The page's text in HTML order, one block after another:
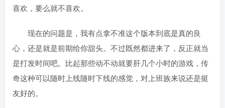
喜欢，要么就不喜欢。
现在的问题是，我有点拿不准这个版本到底是真的良
心，还是就是前期给你甜头。不过既然都进来了，反正就当
是打发时间吧。比起那些动不动就要肝几个小时的游戏，传
奇这种可以随时上线随时下线的感觉，对上班族来说还是挺
友好的。